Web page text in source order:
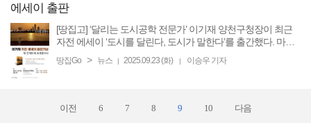
에세이 출판
[땅집고] ‘달리는 도시공학 전문가’ 이기재 양천구청장이 최근
자전 에세이 ‘도시를 달린다, 도시가 말한다’를 출간했다. 마라
성을 담은 책이다. 이 구청장은 ...
땅집Go > 뉴스 | 2025.09.23 (화) | 이승우 기자
이전 6 7 8 9 10 다음